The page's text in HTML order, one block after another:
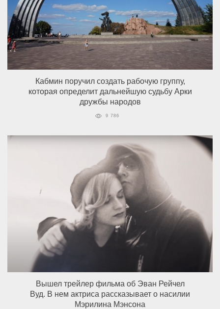
Кабмин поручил создать рабочую группу,
которая определит дальнейшую судьбу Арки
дружбы народов
9 786
Вышел трейлер фильма об Эван Рейчел
Вуд. В нем актриса рассказывает о насилии
Мэрилина Мэнсона